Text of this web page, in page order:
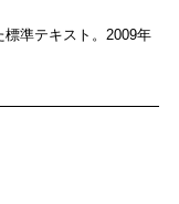
標準テキスト。2009年